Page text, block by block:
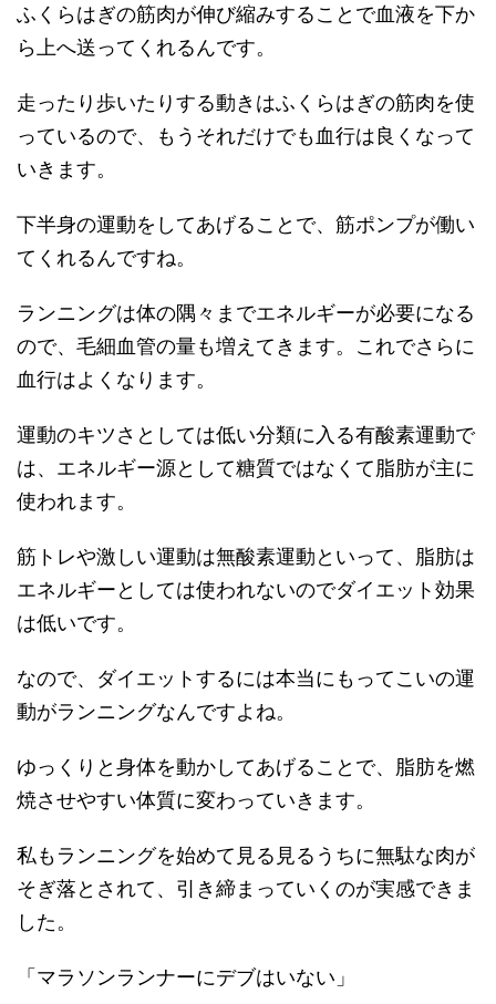
ふくらはぎの筋肉が伸び縮みすることで血液を下か
ら上へ送ってくれるんです。
走ったり歩いたりする動きはふくらはぎの筋肉を使
っているので、もうそれだけでも血行は良くなって
いきます。
下半身の運動をしてあげることで、筋ポンプが働い
てくれるんですね。
ランニングは体の隅々までエネルギーが必要になる
ので、毛細血管の量も増えてきます。これでさらに
血行はよくなります。
運動のキツさとしては低い分類に入る有酸素運動で
は、エネルギー源として糖質ではなくて脂肪が主に
使われます。
筋トレや激しい運動は無酸素運動といって、脂肪は
エネルギーとしては使われないのでダイエット効果
は低いです。
なので、ダイエットするには本当にもってこいの運
動がランニングなんですよね。
ゆっくりと身体を動かしてあげることで、脂肪を燃
焼させやすい体質に変わっていきます。
私もランニングを始めて見る見るうちに無駄な肉が
そぎ落とされて、引き締まっていくのが実感できま
した。
「マラソンランナーにデブはいない」